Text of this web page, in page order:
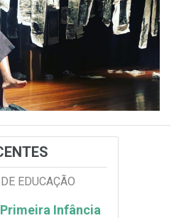
EDUCAÇÃO
Infância